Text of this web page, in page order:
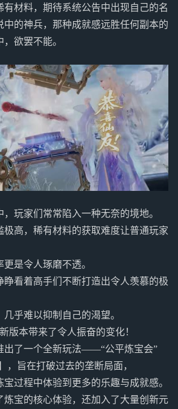
有材料，期待系统公告中出现自己的名
中的神兵，那种成就感远胜任何副本的
欲罢不能。
玩家们常常陷入一种无奈的境地。
极高，稀有材料的获取难度让普通玩家
是令人琢磨不透。
睁看着高手们不断打造出令人羡慕的极
乎难以抑制自己的渴望。
版本带来了令人振奋的变化！
出了一个全新玩法——“公平炼宝会”
，旨在打破过去的垄断局面，
过程中体验到更多的乐趣与成就感。
炼宝的核心体验，还加入了大量创新元